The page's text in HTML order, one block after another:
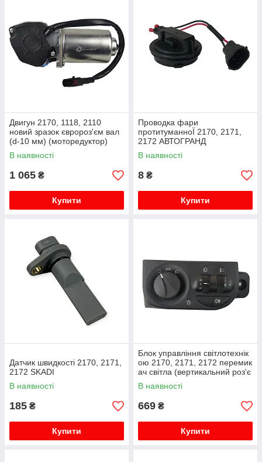
Двигун 2170, 1118, 2110
новий зразок євророз'єм вал
(d-10 мм) (моторедуктор)
Flagmus
В наявності
1 065 ₴
Купити
Проводка фари
протитуманноЇ 2170, 2171,
2172 АВТОГРАНД
В наявності
8 ₴
Купити
Датчик швидкості 2170, 2171,
2172 SKADI
В наявності
185 ₴
Купити
Блок управління світлотехнік
ою 2170, 2171, 2172 перемик
ач світла (вертикальний роз'є
м) 1 ПТФ SKADI
В наявності
669 ₴
Купити